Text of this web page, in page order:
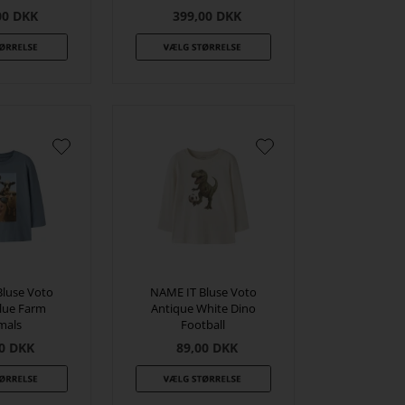
DKK 399,00 DKK
Voto
Farm
DKK
NAME IT Bluse Voto
Antique White Dino
Football
89,00 DKK